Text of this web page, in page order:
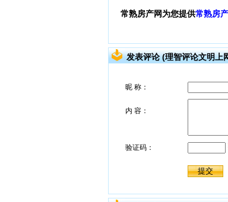
常熟房产网为您提供常熟房产
发表评论 (理智评论文明上